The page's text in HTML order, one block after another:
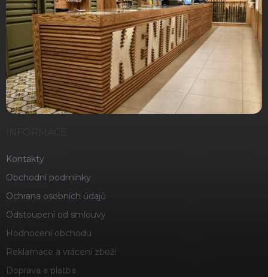
INFORMACE
Kontakty
Obchodní podmínky
Ochrana osobních údajů
Odstoupení od smlouvy
Hodnocení obchodu
Reklamace a vrácení zboží
Doprava a platba